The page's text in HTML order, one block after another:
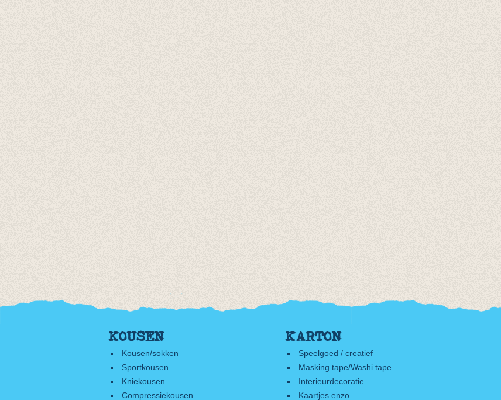
KOUSEN
Kousen/sokken
Sportkousen
Kniekousen
Compressiekousen
KARTON
Speelgoed / creatief
Masking tape/Washi tape
Interieurdecoratie
Kaartjes enzo